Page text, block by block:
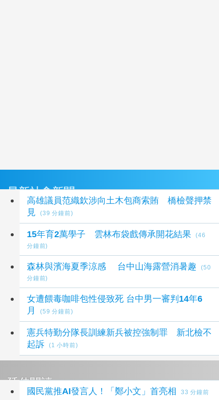
最新社會新聞
高雄議員范織欽涉向土木包商索賄 橋檢聲押禁
見
(39 分鐘前)
​​​15年育2萬學子 雲林布袋戲傳承開花結果
(46
分鐘前)
森林與濱海夏季涼感 台中山海露營消暑趣
(50
分鐘前)
女遭餵毒咖啡包性侵致死 台中男一審判14年6
月
(59 分鐘前)
憲兵特勤分隊長訓練新兵被控強制罪 新北檢不
起訴
(1 小時前)
延伸閱讀
國民黨推AI發言人！「鄭小文」首亮相 33 分鐘前